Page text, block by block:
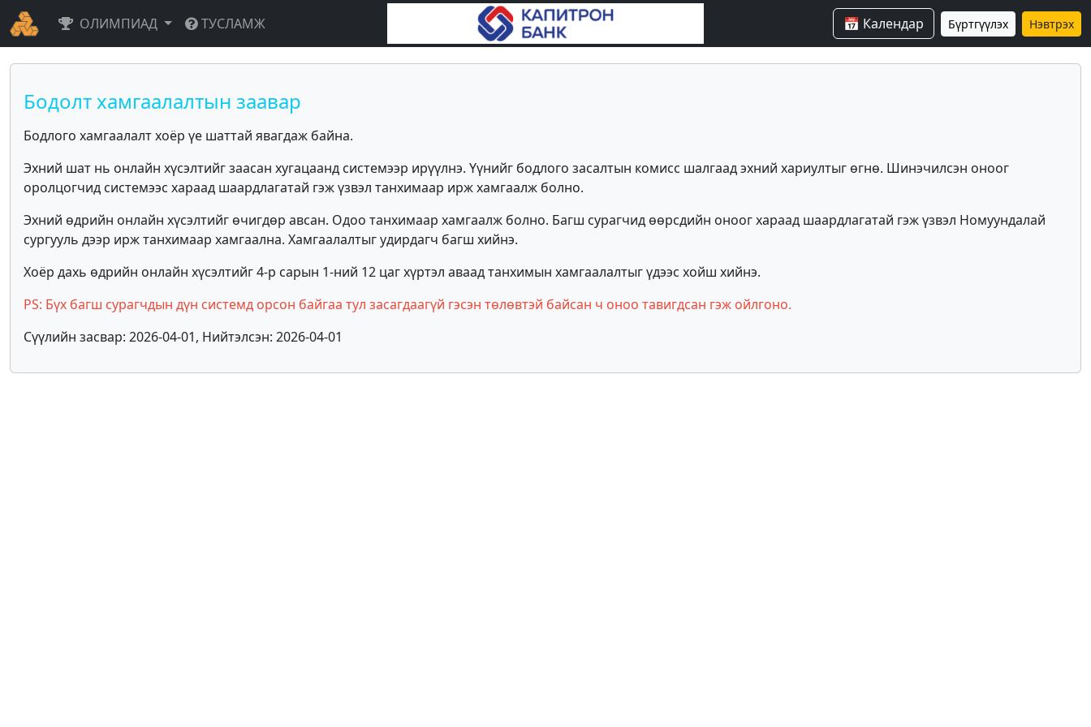
ОЛИМПИАД ТУСЛАМЖ 📅 Календар Бүртгүүлэх Нэвтрэх
Бодолт хамгаалалтын заавар
Бодлого хамгаалалт хоёр үе шаттай явагдаж байна.
Эхний шат нь онлайн хүсэлтийг заасан хугацаанд системээр ирүүлнэ. Үүнийг бодлого засалтын комисс шалгаад эхний хариултыг өгнө. Шинэчилсэн оноог
оролцогчид системээс хараад шаардлагатай гэж үзвэл танхимаар ирж хамгаалж болно.
Эхний өдрийн онлайн хүсэлтийг өчигдөр авсан. Одоо танхимаар хамгаалж болно. Багш сурагчид өөрсдийн оноог хараад шаардлагатай гэж үзвэл Номуундалай
сургууль дээр ирж танхимаар хамгаална. Хамгаалалтыг удирдагч багш хийнэ.
Хоёр дахь өдрийн онлайн хүсэлтийг 4-р сарын 1-ний 12 цаг хүртэл аваад танхимын хамгаалалтыг үдээс хойш хийнэ.
PS: Бүх багш сурагчдын дүн системд орсон байгаа тул засагдаагүй гэсэн төлөвтэй байсан ч оноо тавигдсан гэж ойлгоно.
Сүүлийн засвар: 2026-04-01, Нийтэлсэн: 2026-04-01